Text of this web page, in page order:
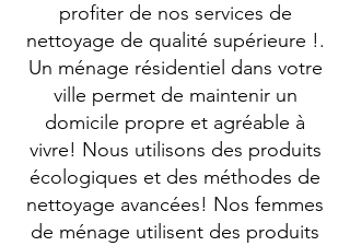
profiter de nos services de
nettoyage de qualité supérieure !.
Un ménage résidentiel dans votre
ville permet de maintenir un
domicile propre et agréable à
vivre! Nous utilisons des produits
écologiques et des méthodes de
nettoyage avancées! Nos femmes
de ménage utilisent des produits